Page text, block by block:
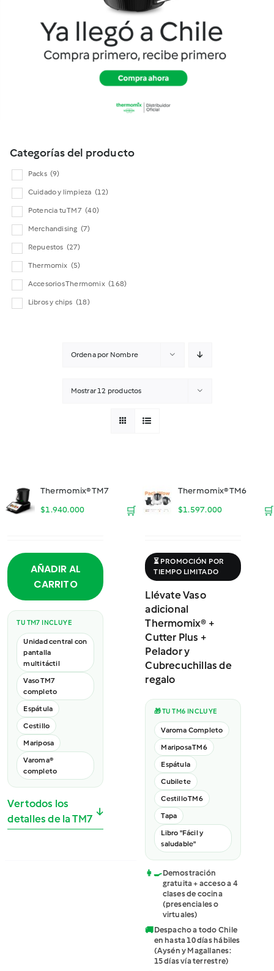
Cookidoo
Categorías del producto
Packs (9)
Cuidado y limpieza (12)
Potencia tu TM7 (40)
Merchandising (7)
Repuestos (27)
Thermomix (5)
Accesorios Thermomix (168)
Libros y chips (18)
Ordena por Nombre
Mostrar12 productos
Thermomix® TM7
$1.940.000 🛒
AÑADIR AL
CARRITO
TU TM7 INCLUYE
Unidad central con
pantalla
multitáctil
Vaso TM7
completo
Espátula
Cestillo
Mariposa
Varoma®
completo
Ver todos los
detalles de la TM7
↓
Thermomix® TM6
$1.597.000 🛒
⏳ PROMOCIÓN POR
TIEMPO LIMITADO
Llévate Vaso
adicional
Thermomix® +
Cutter Plus +
Pelador y
Cubrecuchillas de
regalo
🎁 TU TM6 INCLUYE
Varoma Completo
Mariposa TM6
Espátula
Cubilete
Cestillo TM6
Tapa
Libro "Fácil y
saludable"
👩‍🍳Demostración
gratuita + acceso a 4
clases de cocina
(presenciales o
virtuales)
🚚Despacho a todo Chile
en hasta 10 días hábiles
(Aysén y Magallanes:
15 días vía terrestre)